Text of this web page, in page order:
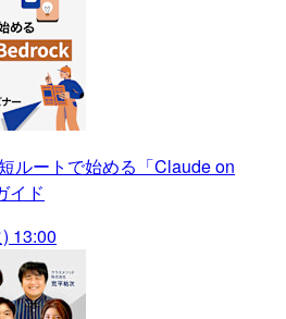
ルートで始める「Claude on
イド
13:00